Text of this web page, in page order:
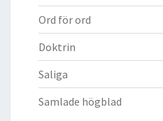
Ord för ord
Doktrin
Saliga
Samlade högblad